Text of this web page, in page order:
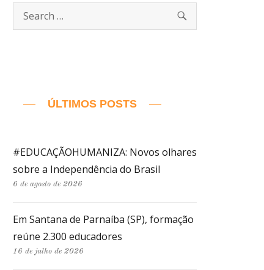
Search
for:
SEARCH
ÚLTIMOS POSTS
#EDUCAÇÃOHUMANIZA: Novos olhares
sobre a Independência do Brasil
6 de agosto de 2026
Em Santana de Parnaíba (SP), formação
reúne 2.300 educadores
16 de julho de 2026